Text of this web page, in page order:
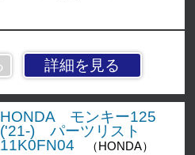
詳細を見る
HONDA モンキー125
('21-) パーツリスト
11K0FN04
（HONDA）